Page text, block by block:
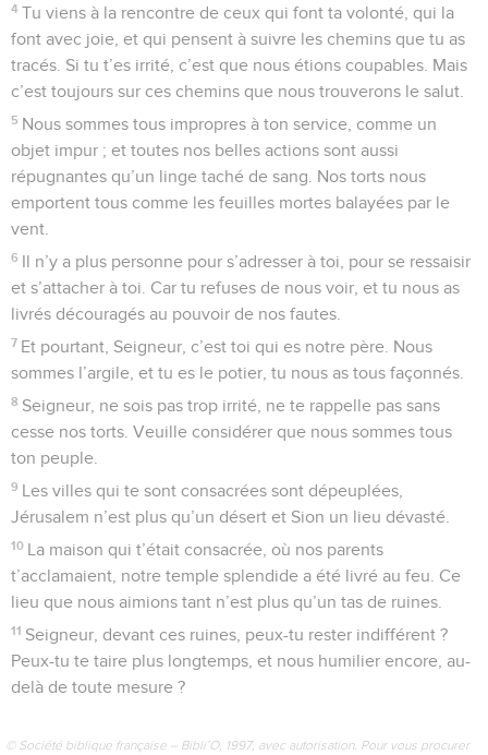
4 Tu viens à la rencontre de ceux qui font ta volonté, qui la
font avec joie, et qui pensent à suivre les chemins que tu as
tracés. Si tu t’es irrité, c’est que nous étions coupables. Mais
c’est toujours sur ces chemins que nous trouverons le salut.
5 Nous sommes tous impropres à ton service, comme un
objet impur ; et toutes nos belles actions sont aussi
répugnantes qu’un linge taché de sang. Nos torts nous
emportent tous comme les feuilles mortes balayées par le
vent.
6 Il n’y a plus personne pour s’adresser à toi, pour se ressaisir
et s’attacher à toi. Car tu refuses de nous voir, et tu nous as
livrés découragés au pouvoir de nos fautes.
7 Et pourtant, Seigneur, c’est toi qui es notre père. Nous
sommes l’argile, et tu es le potier, tu nous as tous façonnés.
8 Seigneur, ne sois pas trop irrité, ne te rappelle pas sans
cesse nos torts. Veuille considérer que nous sommes tous
ton peuple.
9 Les villes qui te sont consacrées sont dépeuplées,
Jérusalem n’est plus qu’un désert et Sion un lieu dévasté.
10 La maison qui t’était consacrée, où nos parents
t’acclamaient, notre temple splendide a été livré au feu. Ce
lieu que nous aimions tant n’est plus qu’un tas de ruines.
11 Seigneur, devant ces ruines, peux-tu rester indifférent ?
Peux-tu te taire plus longtemps, et nous humilier encore, au-
delà de toute mesure ?
© Société biblique française – Bibli’O, 1997, avec autorisation. Pour vous procurer